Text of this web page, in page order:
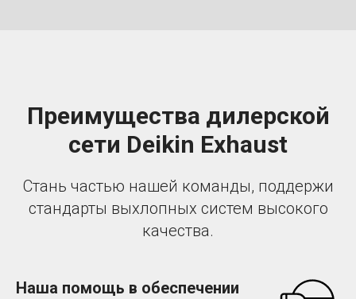
Преимущества дилерской
сети Deikin Exhaust
Стань частью нашей команды, поддержи
стандарты выхлопных систем высокого
качества.
Наша помощь в обеспечении